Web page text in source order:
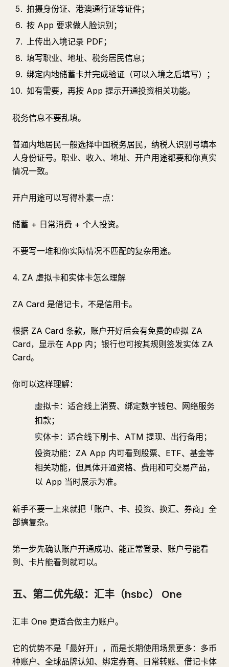
拍摄身份证、港澳通行证等证件；
按 App 要求做人脸识别；
上传出入境记录 PDF；
填写职业、地址、税务居民信息；
绑定内地储蓄卡并完成验证（可以入境之后填写）；
如有需要，再按 App 提示开通投资相关功能。
税务信息不要乱填。
普通内地居民一般选择中国税务居民，纳税人识别号填本
人身份证号。职业、收入、地址、开户用途都要和你真实
情况一致。
开户用途可以写得朴素一点：
储蓄 + 日常消费 + 个人投资。
不要写一堆和你实际情况不匹配的复杂用途。
4. ZA 虚拟卡和实体卡怎么理解
ZA Card 是借记卡，不是信用卡。
根据 ZA Card 条款，账户开好后会有免费的虚拟 ZA
Card，显示在 App 内；银行也可按其规则签发实体 ZA
Card。
你可以这样理解：
虚拟卡：适合线上消费、绑定数字钱包、网络服务
扣款；
实体卡：适合线下刷卡、ATM 提现、出行备用；
投资功能：ZA App 内可看到股票、ETF、基金等
相关功能，但具体开通资格、费用和可交易产品，
以 App 当时展示为准。
新手不要一上来就把「账户、卡、投资、换汇、券商」全
部搞复杂。
第一步先确认账户开通成功、能正常登录、账户号能看
到、卡片能看到就可以。
五、第二优先级：汇丰（hsbc） One
汇丰 One 更适合做主力账户。
它的优势不是「最好开」，而是长期使用场景更多：多币
种账户、全球品牌认知、绑定券商、日常转账、借记卡体